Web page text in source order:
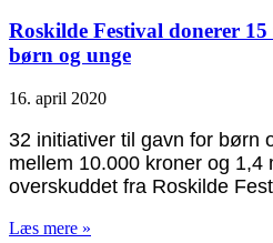
Roskilde Festival donerer
børn og unge
16. april 2020
32 initiativer til gavn for børn
mellem 10.000 kroner og 1,4
overskuddet fra Roskilde
Læs mere »